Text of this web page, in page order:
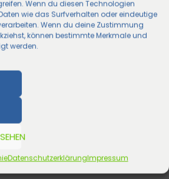
Wenn du diesen Technologien
wie das Surfverhalten oder eindeutige
Wenn du deine Zustimmung
können bestimmte Merkmale und
werden.
DatenschutzerklärungImpressum